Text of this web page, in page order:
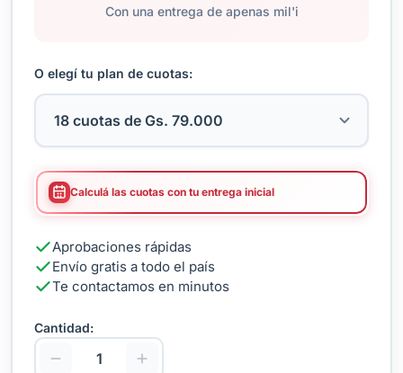
Con una entrega de apenas mil'i
O elegí tu plan de cuotas:
Calculá las cuotas con tu entrega inicial
Aprobaciones rápidas
Envío gratis a todo el país
Te contactamos en minutos
Cantidad: